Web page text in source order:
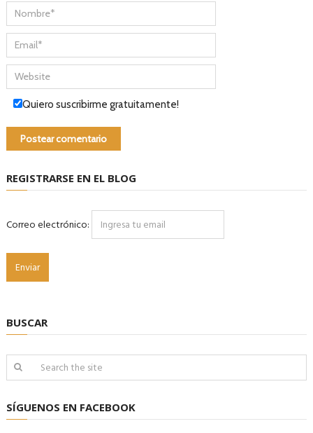
Quiero suscribirme gratuitamente!
REGISTRARSE EN EL BLOG
Correo electrónico:
BUSCAR
SÍGUENOS EN FACEBOOK